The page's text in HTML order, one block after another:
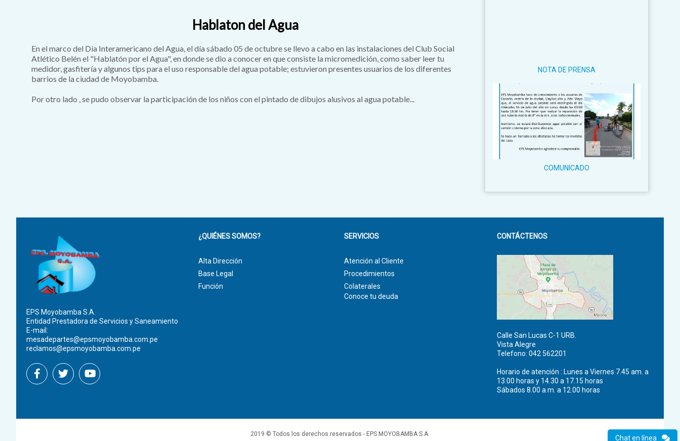
Hablaton del Agua
En el marco del Día Interamericano del Agua, el día sábado 05 de octubre se llevo a cabo en las instalaciones del Club Social
Atlético Belén el "Hablatón por el Agua", en donde se dio a conocer en que consiste la micromedición, como saber leer tu
medidor, gasfitería y algunos tips para el uso responsable del agua potable; estuvieron presentes usuarios de los diferentes
barrios de la ciudad de Moyobamba.
Por otro lado , se pudo observar la participación de los niños con el pintado de dibujos alusivos al agua potable...
NOTA DE PRENSA
COMUNICADO
EPS Moyobamba S.A.
Entidad Prestadora de Servicios y Saneamiento
E-mail:
mesadepartes@epsmoyobamba.com.pe
reclamos@epsmoyobamba.com.pe
¿QUIÉNES SOMOS?
Alta Dirección
Base Legal
Función
SERVICIOS
Atención al Cliente
Procedimientos
Colaterales
Conoce tu deuda
CONTÁCTENOS
Calle San Lucas C-1 URB.
Vista Alegre
Telefono: 042 562201
Horario de atención : Lunes a Viernes 7.45 am. a
13.00 horas y 14.30 a 17.15 horas
Sábados 8.00 a.m. a 12.00 horas
2019 © Todos los derechos reservados - EPS MOYOBAMBA S.A. Chat en línea